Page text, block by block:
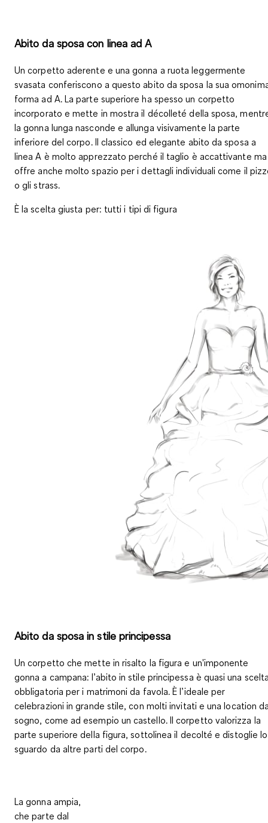
Abito da sposa con linea ad A
Uncorpetto aderente e una gonna a ruota leggermente
svasata conferiscono a questo abito da sposa la sua
forma ad A. La parte superiore ha spesso un corpetto
incorporato e mette in mostra il décolleté della sposa,
la gonna lunga nasconde e allunga visivamente la parte
inferiore del corpo. Il classico ed elegante abito da sposa a
linea A è molto apprezzato perché il taglio è accattivante ma
offre anche molto spazio per i dettagli individuali come il
o gli strass.
È la scelta giusta per: tutti i tipi di figura
Abito da sposa in stile principessa
Un corpetto che mette in risalto la figura e un'imponente
gonna a campana: l’abito in stile principessa è quasi una
obbligatoria per i matrimoni da favola. È l’ideale per
celebrazioni in grande stile, con molti invitati e una location
sogno, come ad esempio un castello. Il corpetto valorizza la
parte superiore della figura, sottolinea il decolté e distoglie lo
sguardo da altre parti del corpo.
La gonna ampia,
che parte dal